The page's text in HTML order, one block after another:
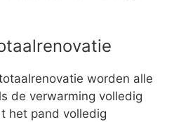
worden alle
de verwarming volledig
het pand volledig